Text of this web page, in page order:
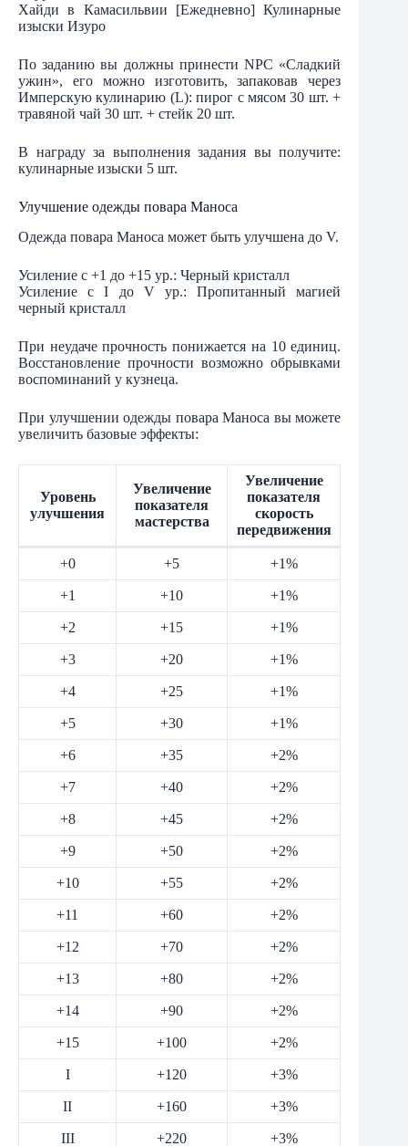
Хайди в Камасильвии [Ежедневно] Кулинарные
изыски Изуро
По заданию вы должны принести NPC «Сладкий
ужин», его можно изготовить, запаковав через
Имперскую кулинарию (L): пирог с мясом 30 шт. +
травяной чай 30 шт. + стейк 20 шт.
В награду за выполнения задания вы получите:
кулинарные изыски 5 шт.
Улучшение одежды повара Маноса
Одежда повара Маноса может быть улучшена до V.
Усиление с +1 до +15 ур.: Черный кристалл
Усиление с I до V ур.: Пропитанный магией
черный кристалл
При неудаче прочность понижается на 10 единиц.
Восстановление прочности возможно обрывками
воспоминаний у кузнеца.
При улучшении одежды повара Маноса вы можете
увеличить базовые эффекты:
Уровень
улучшения
Увеличение
показателя
мастерства
Увеличение
показателя
скорость
передвижения
+0 +5 +1%
+1 +10 +1%
+2 +15 +1%
+3 +20 +1%
+4 +25 +1%
+5 +30 +1%
+6 +35 +2%
+7 +40 +2%
+8 +45 +2%
+9 +50 +2%
+10 +55 +2%
+11 +60 +2%
+12 +70 +2%
+13 +80 +2%
+14 +90 +2%
+15 +100 +2%
I +120 +3%
II +160 +3%
III +220 +3%